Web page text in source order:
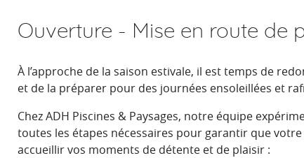
Ouverture - Mise en route de
À l’approche de la saison estivale, il est temps de
et de la préparer pour des journées ensoleillées et
Chez ADH Piscines & Paysages, notre équipe
toutes les étapes nécessaires pour garantir que
accueillir vos moments de détente et de plaisir :